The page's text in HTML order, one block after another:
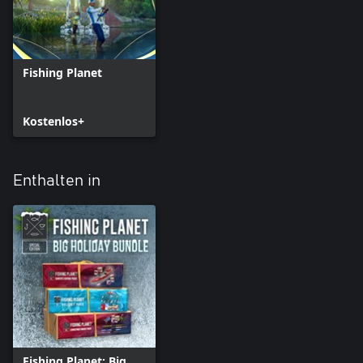
LIZENZEN (7 Tage):
* Fortgeschrittene Alberta Lizenz
TEICH PASS (7 Tage):
* See des Weißen Elchs
Fishing Planet
Kostenlos+
Enthalten in